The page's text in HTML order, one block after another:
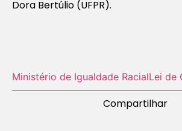
Dora Bertúlio (UFPR).
Ministério de Igualdade RacialLei de
Compartilhar